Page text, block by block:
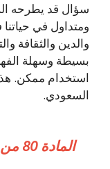
سؤال قد يطرحه
ومتداول في
والدين والثقافة
بسيطة وسهلة
السعودي.
المادة 80 من نظام العمل السعودي